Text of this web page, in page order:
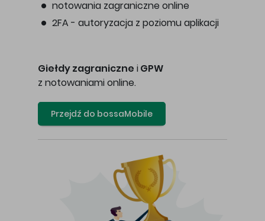
notowania zagraniczne online
2FA - autoryzacja z poziomu aplikacji
Giełdy zagraniczne i GPW
z notowaniami online.
Przejdź do bossaMobile